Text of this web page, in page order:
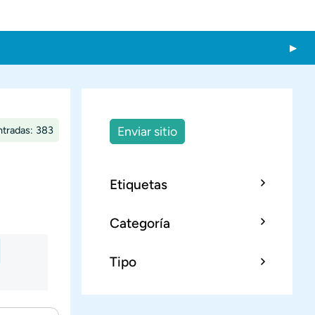
383 Enviar sitio
Etiquetas
Categoría
Tipo